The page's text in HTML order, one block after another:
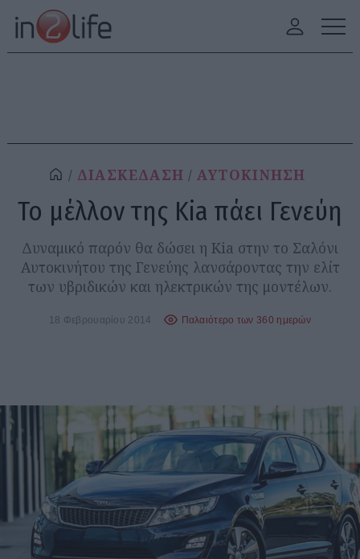
ΔΙΑΣΚΕΔΑΣΗ ΑΥΤΟΚΙΝΗΣΗ
Το μέλλον της Kia πάει Γενεύη
Δυναμικό παρόν θα δώσει η Kia στην το Σαλόνι
Αυτοκινήτου της Γενεύης λανσάροντας την ελίτ
των υβριδικών και ηλεκτρικών της μοντέλων.
18 Φεβρουαρίου 2014 Παλαιότερο των 360 ημερών